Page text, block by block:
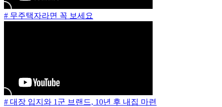
# 무주택자라면 꼭 보세요
# 대장 입지와 1군 브랜드, 10년 후 내집 마련